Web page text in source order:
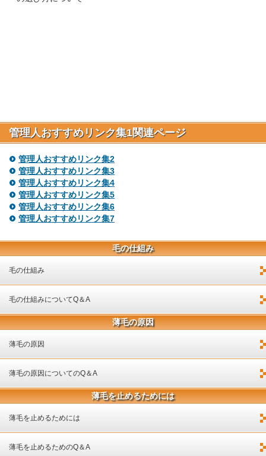
管理人おすすめリンク集1関連ページ
管理人おすすめリンク集2
管理人おすすめリンク集3
管理人おすすめリンク集4
管理人おすすめリンク集5
管理人おすすめリンク集6
管理人おすすめリンク集7
毛の仕組み
毛の仕組み
毛の仕組みについてQ＆A
薄毛の原因
薄毛の原因
薄毛の原因についてのQ＆A
薄毛を止めるためには
薄毛を止めるためには
薄毛を止めるためのQ＆A